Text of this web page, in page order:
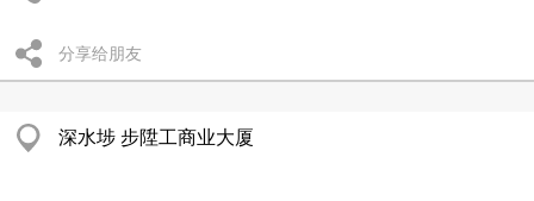
分享给朋友
深水埗 步陞工商业大厦